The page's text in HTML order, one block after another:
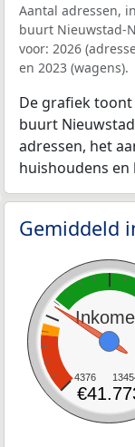
Aantal adressen,
buurt Nieuwstad-
voor: 2026
en 2023 (wagens).
De grafiek toont
buurt
adressen, het
huishoudens en
Gemiddeld
4376